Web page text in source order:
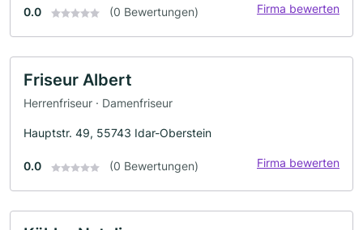
0.0 (0 Bewertungen) Firma bewerten
Friseur Albert
Herrenfriseur · Damenfriseur
Hauptstr. 49, 55743 Idar-Oberstein
0.0 (0 Bewertungen) Firma bewerten